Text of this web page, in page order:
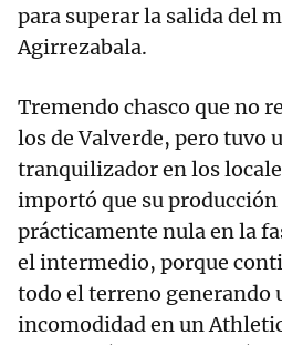
para superar la salida del
Agirrezabala.
Tremendo chasco que no
los de Valverde, pero tuvo
tranquilizador en los
importó que su producción
prácticamente nula en la
el intermedio, porque
todo el terreno generando
incomodidad en un